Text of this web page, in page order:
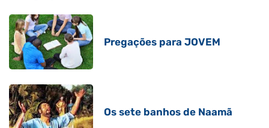
Pregações para JOVEM
Os sete banhos de Naamã